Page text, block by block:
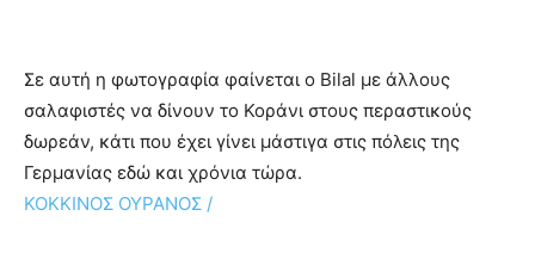
Σε αυτή η φωτογραφία φαίνεται ο Bilal με άλλους
σαλαφιστές να δίνουν το Κοράνι στους περαστικούς
δωρεάν, κάτι που έχει γίνει μάστιγα στις πόλεις της
Γερμανίας εδώ και χρόνια τώρα.
ΚΟΚΚΙΝΟΣ ΟΥΡΑΝΟΣ /